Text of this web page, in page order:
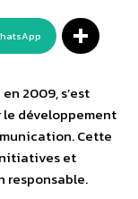
2009, s’est
le développement
Cette
et
responsable.